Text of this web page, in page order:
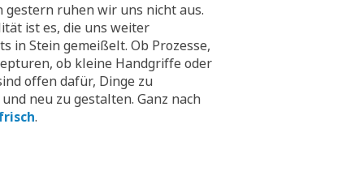
gestern ruhen wir uns nicht aus.
ist es, die uns weiter
in Stein gemeißelt. Ob Prozesse,
ob kleine Handgriffe oder
offen dafür, Dinge zu
neu zu gestalten. Ganz nach
.